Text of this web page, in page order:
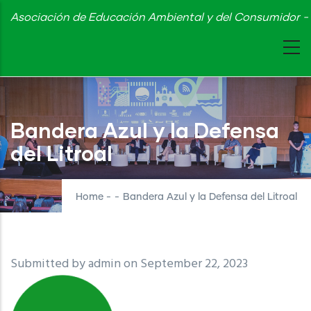
Skip
content
Asociación de Educación Ambiental y del Consumidor
Bandera Azul y la Defensa
del Litroal
Home - - Bandera Azul y la Defensa del Litroal
Submitted byadminon September 22, 2023